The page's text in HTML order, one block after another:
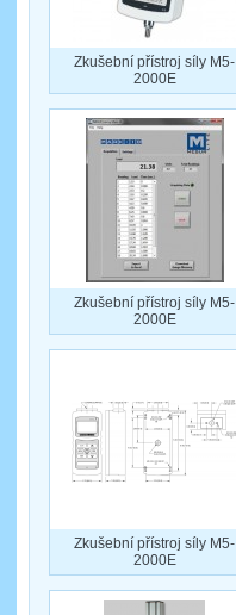
Zkušební přístroj síly M5-
2000E
Zkušební přístroj síly M5-
2000E
Zkušební přístroj síly M5-
2000E